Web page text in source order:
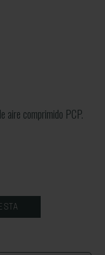
aire comprimido PCP.